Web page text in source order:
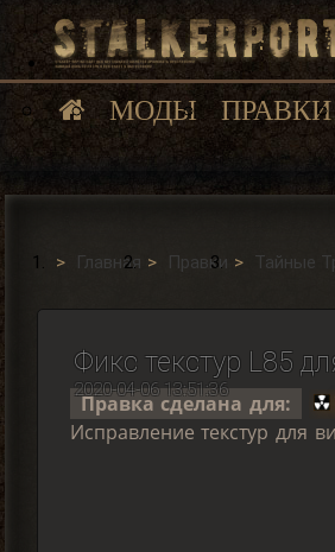
МОДЫ ПРАВКИ
Главная Правки Тайные
Фикс текстур L85
2020-04-06 13:51:36
Правка сделана для:
Исправление текстур для